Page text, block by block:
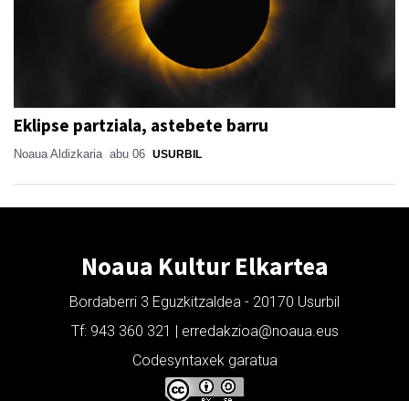
Eklipse partziala, astebete barru
Noaua Aldizkaria abu 06 USURBIL
Noaua Kultur Elkartea
Bordaberri 3 Eguzkitzaldea - 20170 Usurbil
Tf: 943 360 321 | erredakzioa@noaua.eus
Codesyntaxek garatua